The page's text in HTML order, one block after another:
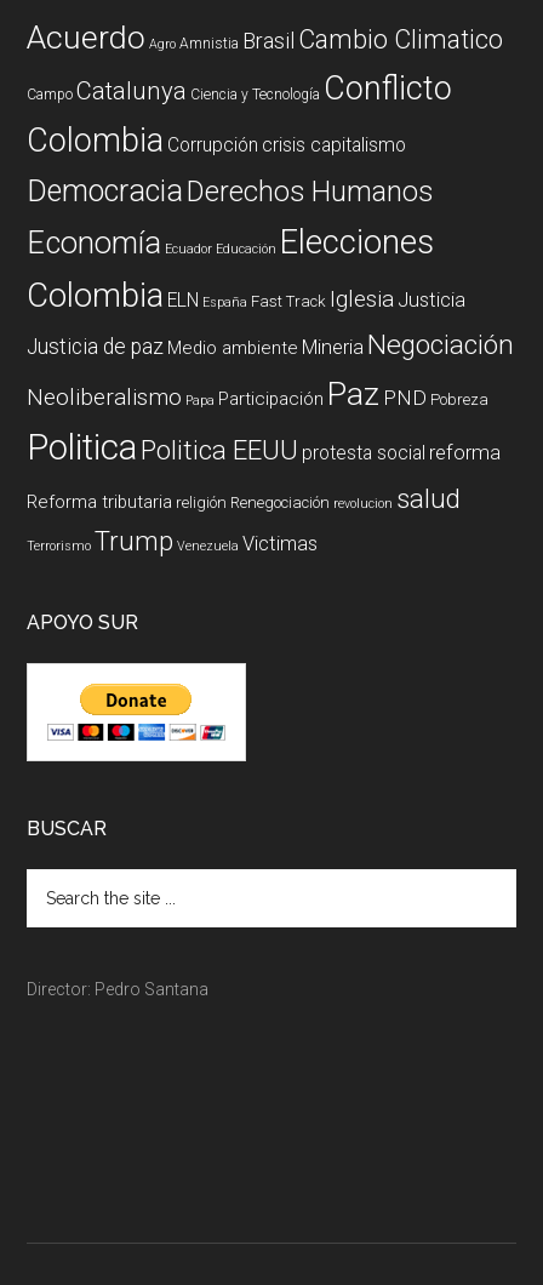
Acuerdo Agro Amnistia Brasil Cambio Climatico
Campo Catalunya Ciencia y Tecnología Conflicto
Colombia Corrupción crisis capitalismo
DemocraciaDerechos Humanos
Economía Ecuador Educación Elecciones
Colombia ELN España Fast Track Iglesia Justicia
Justicia de paz Medio ambiente Mineria Negociación
Neoliberalismo Papa Participación Paz PND Pobreza
PoliticaPolitica EEUU protesta social reforma
Reforma tributaria religión Renegociación revolucion salud
Terrorismo Trump Venezuela Victimas
APOYO SUR
BUSCAR
Director: Pedro Santana